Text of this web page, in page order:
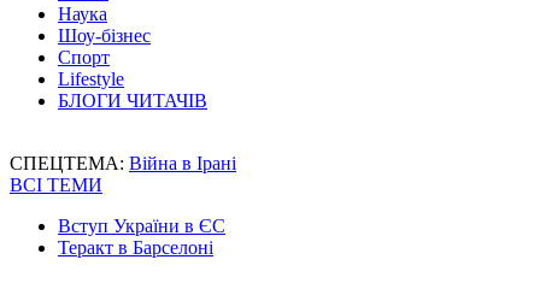
Наука
Шоу-бізнес
Спорт
Lifestyle
БЛОГИ ЧИТАЧІВ
СПЕЦТЕМА: Війна в Ірані
ВСІ ТЕМИ
Вступ України в ЄС
Теракт в Барселоні